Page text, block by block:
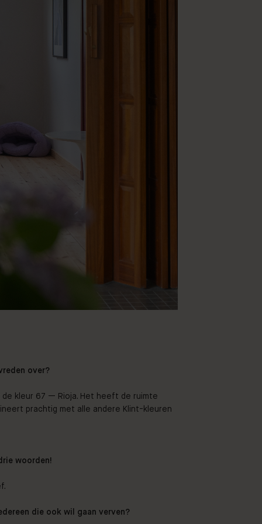
over?
kleur 67 — Rioja. Het heeft de ruimte
prachtig met alle andere Klint-kleuren
woorden!
die ook wil gaan verven?